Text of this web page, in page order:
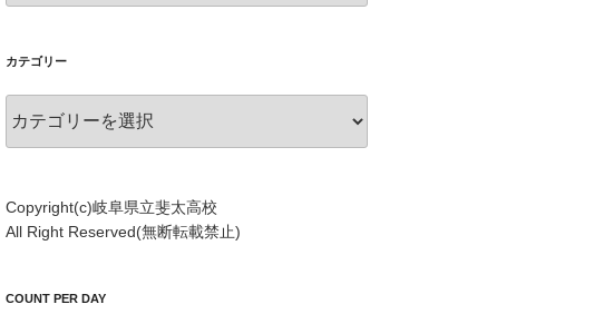
ブ
カテゴリー
テ
ー
Copyright(c)岐阜県立斐太高校
All Right Reserved(無断転載禁止)
COUNT PER DAY